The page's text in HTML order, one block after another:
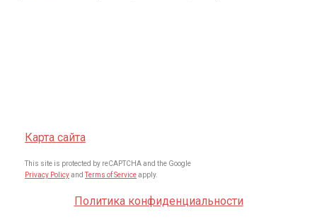
Карта сайта
This site is protected by reCAPTCHA and the Google
Privacy PolicyandTerms of Serviceapply.
Политика конфиденциальности